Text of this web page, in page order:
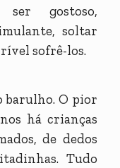
ser gostoso,
soltar
sofrê-los.
barulho. O pior
há crianças
de dedos
Tudo